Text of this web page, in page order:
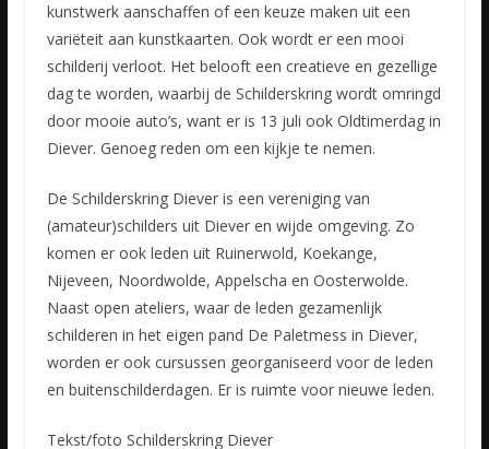
kunstwerk aanschaffen of een keuze maken uit een
variëteit aan kunstkaarten. Ook wordt er een mooi
schilderij verloot. Het belooft een creatieve en gezellige
dag te worden, waarbij de Schilderskring wordt omringd
door mooie auto’s, want er is 13 juli ook Oldtimerdag in
Diever. Genoeg reden om een kijkje te nemen.
De Schilderskring Diever is een vereniging van
(amateur)schilders uit Diever en wijde omgeving. Zo
komen er ook leden uit Ruinerwold, Koekange,
Nijeveen, Noordwolde, Appelscha en Oosterwolde.
Naast open ateliers, waar de leden gezamenlijk
schilderen in het eigen pand De Paletmess in Diever,
worden er ook cursussen georganiseerd voor de leden
en buitenschilderdagen. Er is ruimte voor nieuwe leden.
Tekst/foto Schilderskring Diever